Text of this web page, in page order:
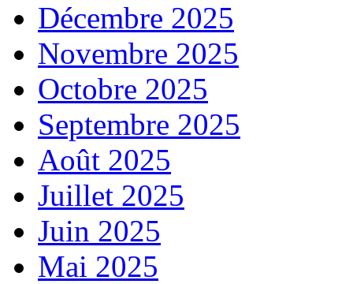
Décembre 2025
Novembre 2025
Octobre 2025
Septembre 2025
Août 2025
Juillet 2025
Juin 2025
Mai 2025